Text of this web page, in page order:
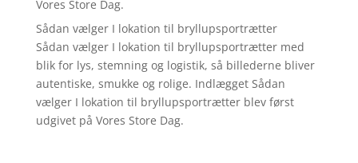
Vores Store Dag.
Sådan vælger I lokation til bryllupsportrætter
Sådan vælger I lokation til bryllupsportrætter med
blik for lys, stemning og logistik, så billederne bliver
autentiske, smukke og rolige. Indlægget Sådan
vælger I lokation til bryllupsportrætter blev først
udgivet på Vores Store Dag.